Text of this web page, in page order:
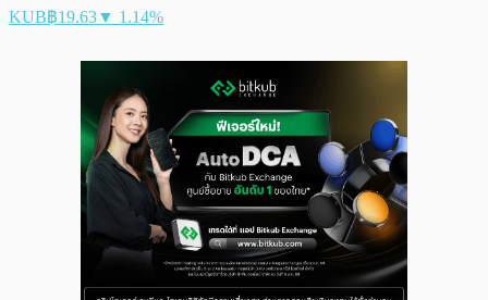
KUB฿19.63▼ 1.14%